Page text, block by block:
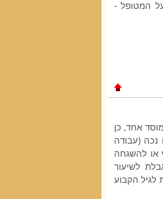
המטופל -
אחד, כן
נכה (עבודה
או להשגחה
לשיעור
לגיל הקבוע